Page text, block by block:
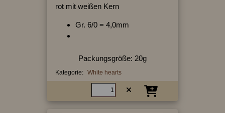
rot mit weißen Kern
Gr. 6/0 = 4,0mm
Packungsgröße: 20g
Kategorie: White hearts